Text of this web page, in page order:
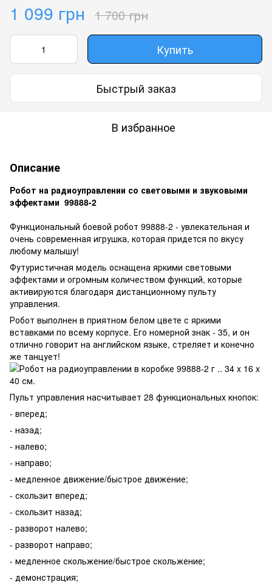
1 099 грн 1 700 грн
Купить
Быстрый заказ
В избранное
Описание
Робот на радиоуправлении со световыми и звуковыми
эффектами 99888-2
Функциональный боевой робот 99888-2 - увлекательная и
очень современная игрушка, которая придется по вкусу
любому малышу!
Футуристичная модель оснащена яркими световыми
эффектами и огромным количеством функций, которые
активируются благодаря дистанционному пульту
управления.
Робот выполнен в приятном белом цвете с яркими
вставками по всему корпусе. Его номерной знак - 35, и он
отлично говорит на английском языке, стреляет и конечно
же танцует!
Пульт управления насчитывает 28 функциональных кнопок:
- вперед;
- назад;
- налево;
- направо;
- медленное движение/быстрое движение;
- скользит вперед;
- скользит назад;
- разворот налево;
- разворот направо;
- медленное скольжение/быстрое скольжение;
- демонстрация;